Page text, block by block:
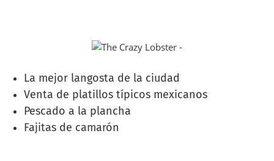
La mejor langosta de la ciudad
Venta de platillos típicos mexicanos
Pescado a la plancha
Fajitas de camarón